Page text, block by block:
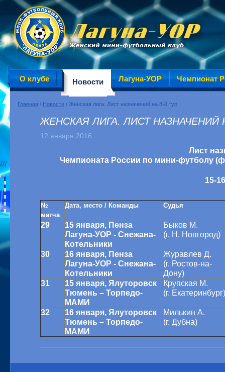
О клубе Новости Лагуна-УОР Чемпионат
Главная / Новости / Женская лига. Лист назначений на 8-й тур
ЖЕНСКАЯ ЛИГА. ЛИСТ НАЗНАЧЕНИЙ
12 января 2016
Лист
Чемпионата России по мини-футболу
15-16
№
матча
Дата, место / Команды Судья
29
15 января, Пенза
Лагуна-УОР - Снежана-
Котельники
Быков М.
(г. Н. Новгород)
30
16 января, Пенза
Лагуна-УОР - Снежана-
Котельники
Журавлев Д.
(г. Ростов-на-
Дону)
31
15 января, Ялуторовск
Тюмень – Торпедо-
МАМИ
Крупская М.
(г. Екатеринбург)
32
16 января, Ялуторовск
Тюмень – Торпедо-
МАМИ
Милькин А.
(г. Дубна)